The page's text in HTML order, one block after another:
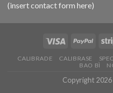
(insert contact form here)
CALIBRADE CALIBRASE
BAO BÌ
Copyright